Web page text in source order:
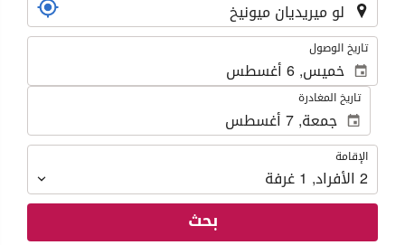
. تاريخ الوصول
تاريخ المغادرة
الإقامة
الإقامة
2 الأفراد,
1غرفة
بحث